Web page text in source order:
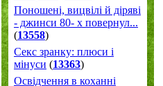
Поношені, вицвілі й діряві
- джинси 80- х повернул...
(13558)
Секс зранку: плюси і
мінуси (13363)
Освідчення в коханні